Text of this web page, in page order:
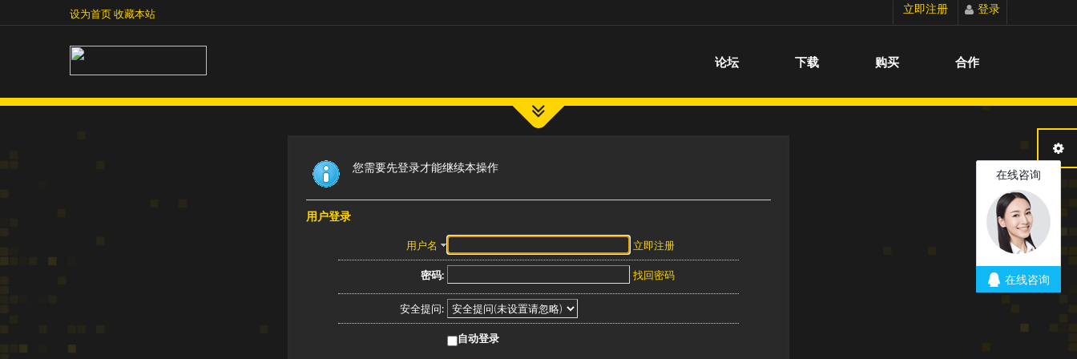
切换到宽版
设为首页收藏本站 立即注册 登录
论坛 下载 购买 合作
您需要先登录才能继续本操作
用户登录
用户名 立即注册
密码: 找回密码
安全提问:
自动登录